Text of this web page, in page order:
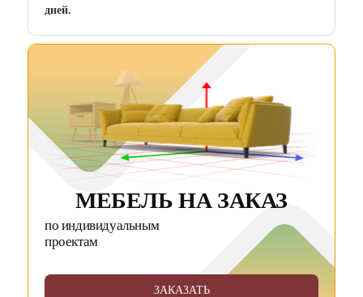
дней.
МЕБЕЛЬ НА ЗАКАЗ
по индивидуальным
проектам
ЗАКАЗАТЬ